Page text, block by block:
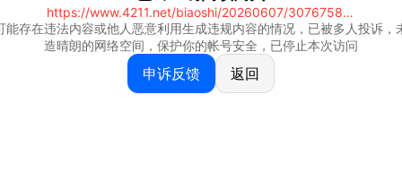
https://www.4211.net/biaoshi/20260607/30767581.html
能存在违法内容或他人恶意利用生成违规内容的情况，已被多人投诉，
造晴朗的网络空间，保护你的帐号安全，已停止本次访问
申诉反馈 返回